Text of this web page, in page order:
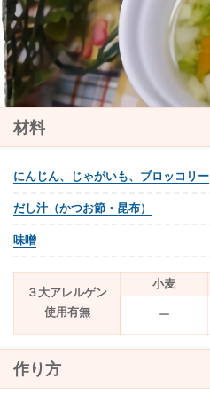
材料
にんじん、じゃがいも、ブロッコリー
だし汁（かつお節・昆布）
味噌
３大アレルゲン
使用有無
小麦
ー
作り方